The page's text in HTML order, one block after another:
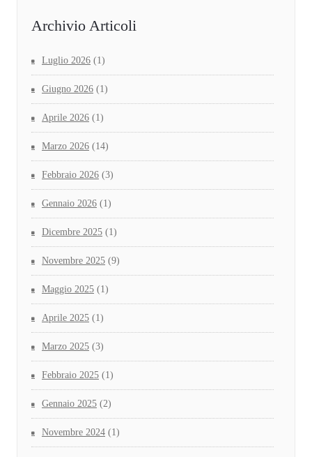
Archivio Articoli
Luglio 2026 (1)
Giugno 2026 (1)
Aprile 2026 (1)
Marzo 2026 (14)
Febbraio 2026 (3)
Gennaio 2026 (1)
Dicembre 2025 (1)
Novembre 2025 (9)
Maggio 2025 (1)
Aprile 2025 (1)
Marzo 2025 (3)
Febbraio 2025 (1)
Gennaio 2025 (2)
Novembre 2024 (1)